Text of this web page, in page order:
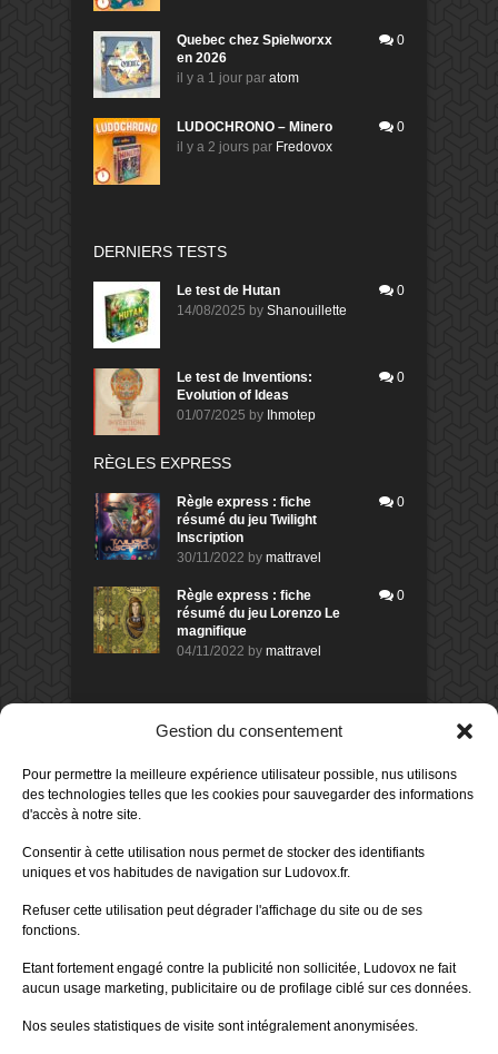
Gestion du consentement
Pour permettre la meilleure expérience utilisateur possible, nus utilisons
des technologies telles que les cookies pour sauvegarder des informations
d'accès à notre site.
Consentir à cette utilisation nous permet de stocker des identifiants
uniques et vos habitudes de navigation sur Ludovox.fr.
Refuser cette utilisation peut dégrader l'affichage du site ou de ses
fonctions.
Etant fortement engagé contre la publicité non sollicitée, Ludovox ne fait
aucun usage marketing, publicitaire ou de profilage ciblé sur ces données.
Nos seules statistiques de visite sont intégralement anonymisées.
Quebec chez Spielworxx
en 2026
il y a 1 jour par atom
0
LUDOCHRONO – Minero
il y a 2 jours par Fredovox
0
DERNIERS TESTS
Le test de Hutan
14/08/2025 by Shanouillette
0
Le test de Inventions:
Evolution of Ideas
01/07/2025 by Ihmotep
0
RÈGLES EXPRESS
Règle express : fiche
résumé du jeu Twilight
Inscription
30/11/2022 by mattravel
0
Règle express : fiche
résumé du jeu Lorenzo Le
magnifique
04/11/2022 by mattravel
0
DERNIERS AVIS DES MEMBRES
Avis de morlockbob
Sur le jeu Collect!
il y a 18 heures
Avis demorlockbob
Sur le jeu Detective Box - Ciao
Publié leil y a 2 jours
80%
Sur le jeu Detective Box - Ciao
Bella